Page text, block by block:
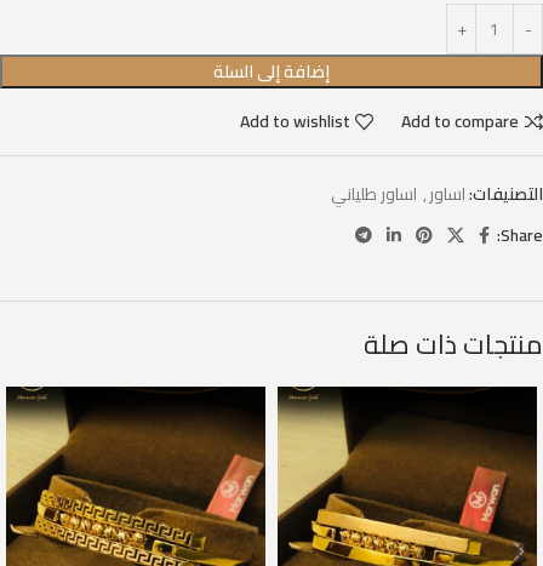
إضافة إلى السلة
Add to compare
Add to wishlist
التصنيفات:اساور, اساور طلياني
Share:
منتجات ذات صلة